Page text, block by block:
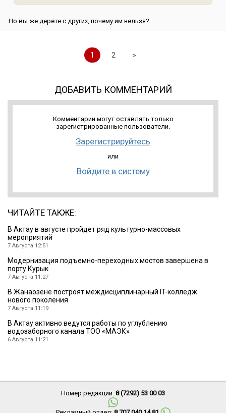
Но вы же дерёте с других, почему им нельзя?
1 2 »
ДОБАВИТЬ КОММЕНТАРИЙ
Комментарии могут оставлять только
зарегистрированные пользователи.
Зарегистрируйтесь
или
Войдите в систему
ЧИТАЙТЕ ТАКЖЕ:
В Актау в августе пройдет ряд культурно-массовых
мероприятий
7 Августа 12:51
Модернизация подъемно-переходных мостов завершена в
порту Курык
7 Августа 11:27
В Жанаозене построят междисциплинарный IT-колледж
нового поколения
7 Августа 11:19
В Актау активно ведутся работы по углублению
водозаборного канала ТОО «МАЭК»
6 Августа 11:21
Номер редакции: 8 (7292) 53 00 03